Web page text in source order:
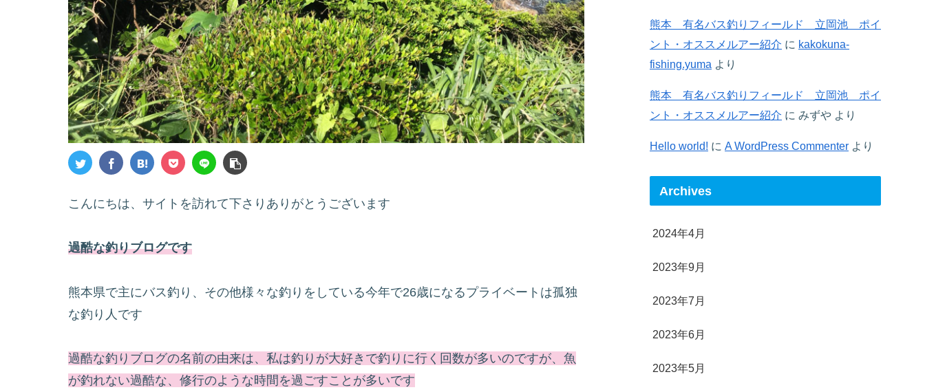
こんにちは、サイトを訪れて下さりありがとうございます
過酷な釣りブログです
熊本県で主にバス釣り、その他様々な釣りをしている今年で26歳になるプライベートは孤独
な釣り人です
過酷な釣りブログの名前の由来は、私は釣りが大好きで釣りに行く回数が多いのですが、魚
が釣れない過酷な、修行のような時間を過ごすことが多いです
熊本 有名バス釣りフィールド 立岡池 ポイ
ント・オススメルアー紹介 に kakokuna-
fishing.yuma より
熊本 有名バス釣りフィールド 立岡池 ポイ
ント・オススメルアー紹介 に みずや より
Hello world! に A WordPress Commenter より
Archives
2024年4月
2023年9月
2023年7月
2023年6月
2023年5月